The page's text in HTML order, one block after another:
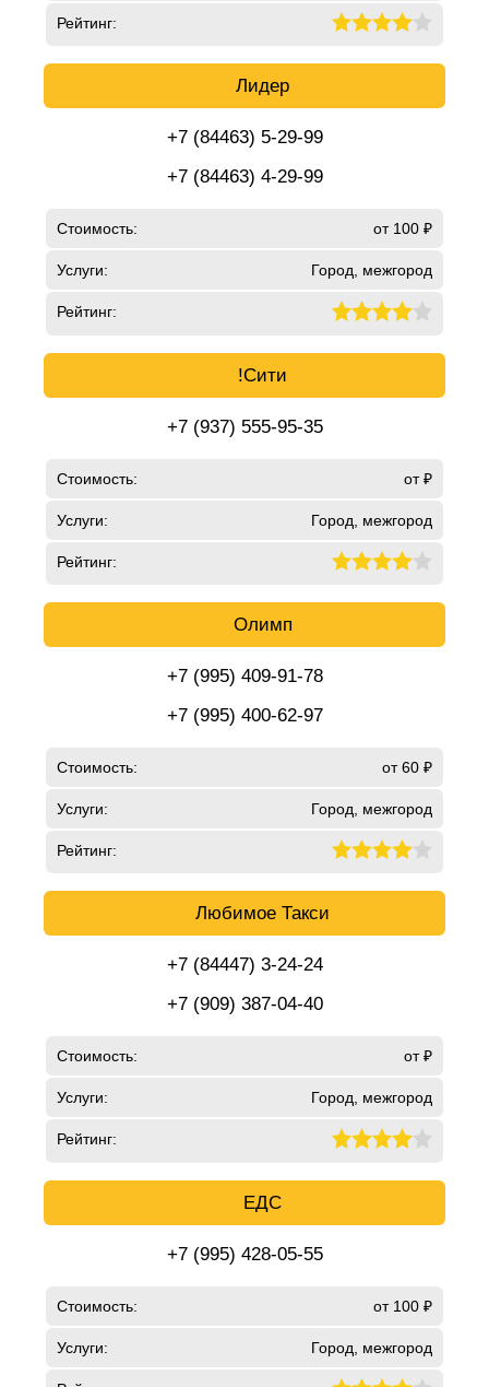
Рейтинг:
Лидер
+7 (84463) 5-29-99
+7 (84463) 4-29-99
Стоимость: от 100 ₽
Услуги: Город, межгород
Рейтинг:
!Сити
+7 (937) 555-95-35
Стоимость: от ₽
Услуги: Город, межгород
Рейтинг:
Олимп
+7 (995) 409-91-78
+7 (995) 400-62-97
Стоимость: от 60 ₽
Услуги: Город, межгород
Рейтинг:
Любимое Такси
+7 (84447) 3-24-24
+7 (909) 387-04-40
Стоимость: от ₽
Услуги: Город, межгород
Рейтинг:
ЕДС
+7 (995) 428-05-55
Стоимость: от 100 ₽
Услуги: Город, межгород